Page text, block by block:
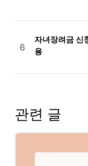
6
자녀장려금 신
용
관련 글